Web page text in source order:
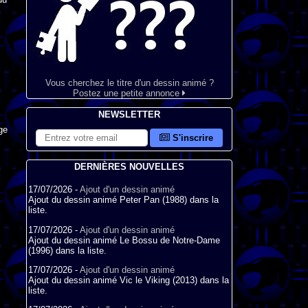
Vous cherchez le titre d'un dessin animé ?
Postez une petite annonce
NEWSLETTER
S'inscrire
DERNIÈRES NOUVELLES
17/07/2026 - Ajout d'un dessin animé
Ajout du dessin animé Peter Pan (1988) dans la
liste.
17/07/2026 - Ajout d'un dessin animé
Ajout du dessin animé Le Bossu de Notre-Dame
(1996) dans la liste.
17/07/2026 - Ajout d'un dessin animé
Ajout du dessin animé Vic le Viking (2013) dans la
liste.